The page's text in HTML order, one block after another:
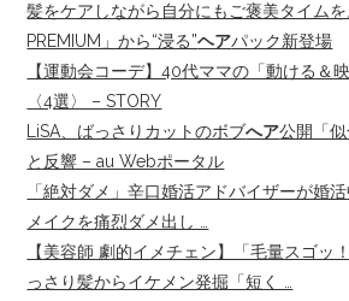
髪をケアしながら自分にもご褒美タイム
PREMIUM」から“浸る”ヘアパック新登場
【運動会コーデ】40代ママの「動ける＆
〈4選〉 – STORY
LiSA、ばっさりカットのボブへア公開「似
と反響 – au Webポータル
「絶対ダメ」辛口婚活アドバイザーが婚
メイクを痛烈ダメ出し …
【美容師 劇的イメチェン】「毛量スゴッ
っさり髪からイケメン発掘「短く …